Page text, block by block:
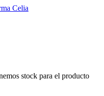
stock para el producto